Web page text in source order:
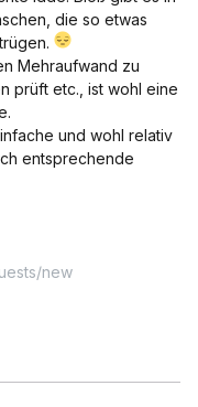
die so etwas
Mehraufwand zu
prüft etc., ist wohl eine
und wohl relativ
entsprechende
new